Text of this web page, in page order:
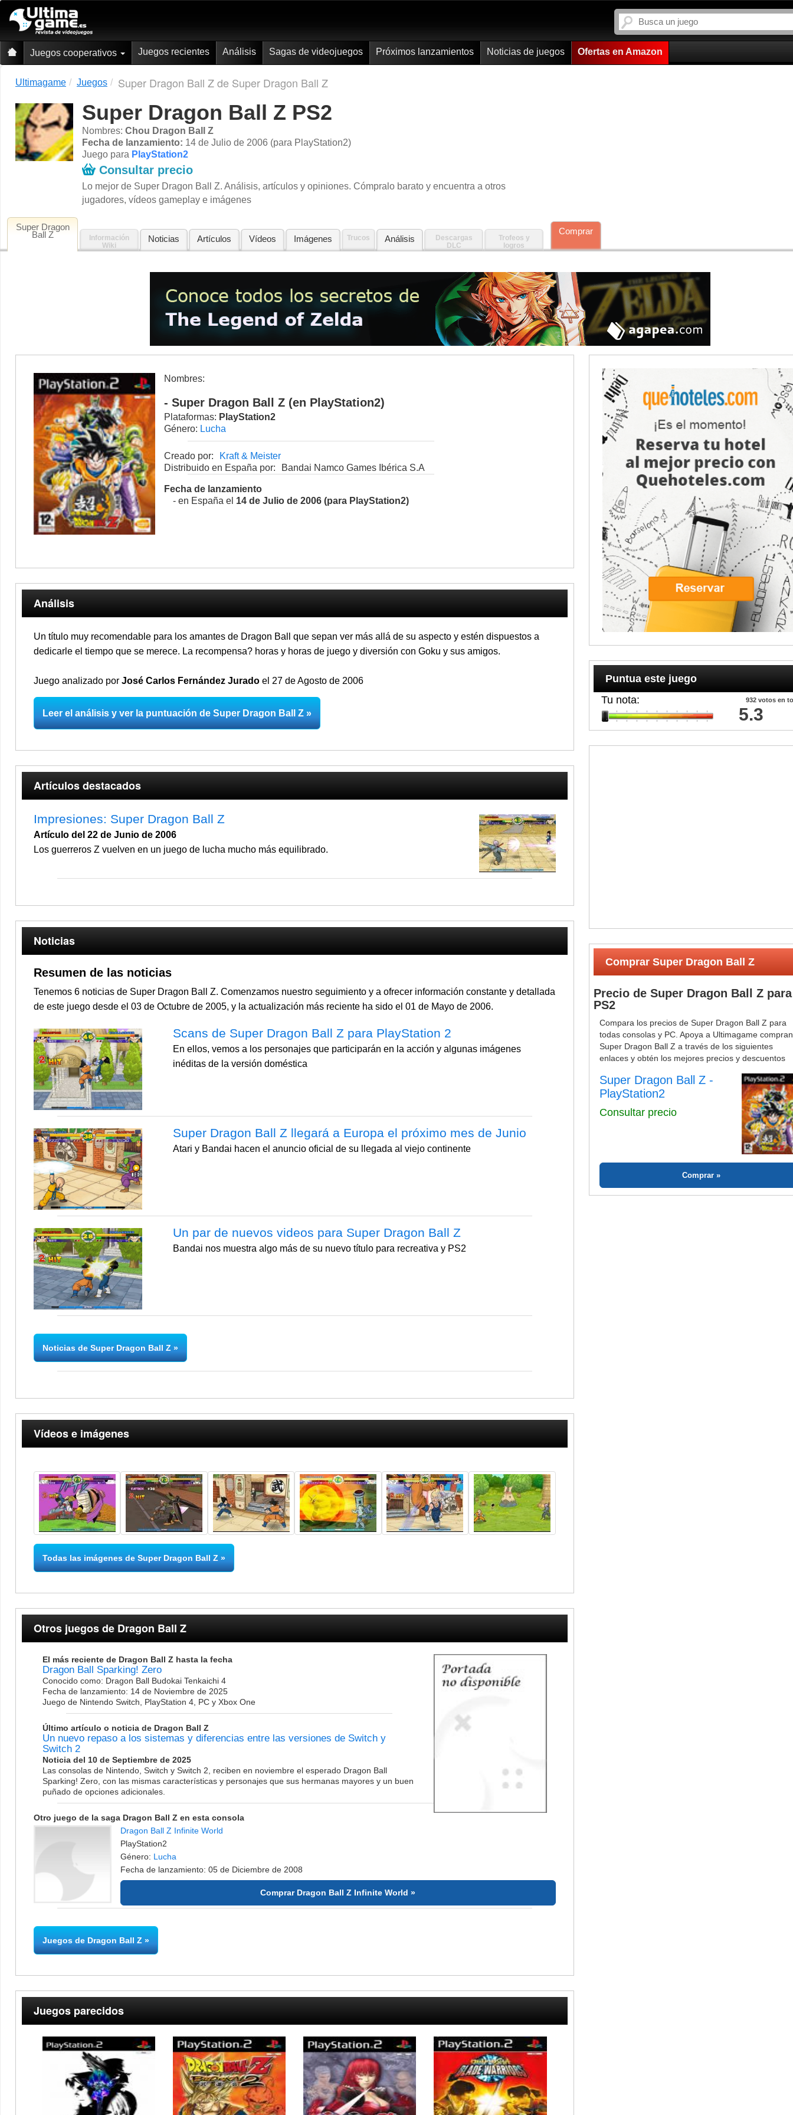
Juegos cooperativos Juegos recientes Análisis Sagas de videojuegos Próximos lanzamientos Noticias de juegos Ofertas en Amazon
Ultimagame Juegos Super Dragon Ball Z de Super Dragon Ball Z
Super Dragon Ball Z PS2
Nombres: Chou Dragon Ball Z
Fecha de lanzamiento: 14 de Julio de 2006 (para PlayStation2)
Juego para PlayStation2
Consultar precio
Lo mejor de Super Dragon Ball Z. Análisis, artículos y opiniones. Cómpralo barato y encuentra a otros
jugadores, vídeos gameplay e imágenes
Super Dragon
Ball Z
Información
Wiki
Noticias Artículos Vídeos Imágenes Trucos Análisis
Descargas
DLC
Trofeos y
logros
Comprar
Nombres:
- Super Dragon Ball Z (en PlayStation2)
Plataformas: PlayStation2
Género: Lucha
Creado por:
Kraft & Meister
Distribuido en España por:
Bandai Namco Games Ibérica S.A
Fecha de lanzamiento
- en España el 14 de Julio de 2006 (para PlayStation2)
Análisis
Un título muy recomendable para los amantes de Dragon Ball que sepan ver más allá de su aspecto y estén dispuestos a
dedicarle el tiempo que se merece. La recompensa? horas y horas de juego y diversión con Goku y sus amigos.
Juego analizado por José Carlos Fernández Jurado el 27 de Agosto de 2006
Leer el análisis y ver la puntuación de Super Dragon Ball Z
Artículos destacados
Impresiones: Super Dragon Ball Z
Artículo del 22 de Junio de 2006
Los guerreros Z vuelven en un juego de lucha mucho más equilibrado.
Noticias
Resumen de las noticias
Tenemos 6 noticias de Super Dragon Ball Z. Comenzamos nuestro seguimiento y a ofrecer información constante y detallada
de este juego desde el 03 de Octubre de 2005, y la actualización más reciente ha sido el 01 de Mayo de 2006.
Scans de Super Dragon Ball Z para PlayStation 2
En ellos, vemos a los personajes que participarán en la acción y algunas imágenes
inéditas de la versión doméstica
Super Dragon Ball Z llegará a Europa el próximo mes de Junio
Atari y Bandai hacen el anuncio oficial de su llegada al viejo continente
Un par de nuevos videos para Super Dragon Ball Z
Bandai nos muestra algo más de su nuevo título para recreativa y PS2
Noticias de Super Dragon Ball Z
Vídeos e imágenes
Todas las imágenes de Super Dragon Ball Z
Otros juegos de Dragon Ball Z
El más reciente de Dragon Ball Z hasta la fecha
Dragon Ball Sparking! Zero
Conocido como: Dragon Ball Budokai Tenkaichi 4
Fecha de lanzamiento: 14 de Noviembre de 2025
Juego de Nintendo Switch, PlayStation 4, PC y Xbox One
Último artículo o noticia de Dragon Ball Z
Un nuevo repaso a los sistemas y diferencias entre las versiones de Switch y
Switch 2
Noticia del 10 de Septiembre de 2025
Las consolas de Nintendo, Switch y Switch 2, reciben en noviembre el esperado Dragon Ball
Sparking! Zero, con las mismas características y personajes que sus hermanas mayores y un buen
puñado de opciones adicionales.
Otro juego de la saga Dragon Ball Z en esta consola
Dragon Ball Z Infinite World
PlayStation2
Género: Lucha
Fecha de lanzamiento: 05 de Diciembre de 2008
Comprar Dragon Ball Z Infinite World
Juegos de Dragon Ball Z
Juegos parecidos
Puntua este juego
932votos en
Tu nota:
5.3
Comprar Super Dragon Ball Z
Precio de Super Dragon Ball Z para
PS2
Compara los precios de Super Dragon Ball Z para
todas consolas y PC. Apoya a Ultimagame
Super Dragon Ball Z a través de los siguientes
enlaces y obtén los mejores precios y descuentos
Super Dragon Ball Z -
PlayStation2
Consultar precio
Comprar